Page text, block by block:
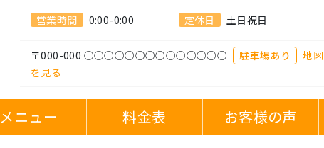
営業時間 0:00-0:00 定休日 土日祝日
〒000-000 ○○○○○○○○○○○○○○ 駐車場あり
地図
を見る
メニュー 料金表 お客様の声